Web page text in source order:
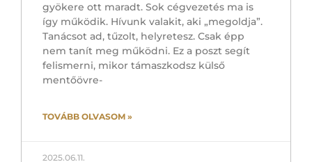
gyökere ott maradt. Sok cégvezetés ma is
így működik. Hívunk valakit, aki „megoldja”.
Tanácsot ad, tűzolt, helyretesz. Csak épp
nem tanít meg működni. Ez a poszt segít
felismerni, mikor támaszkodsz külső
mentőövre-
TOVÁBB OLVASOM »
2025.06.11.